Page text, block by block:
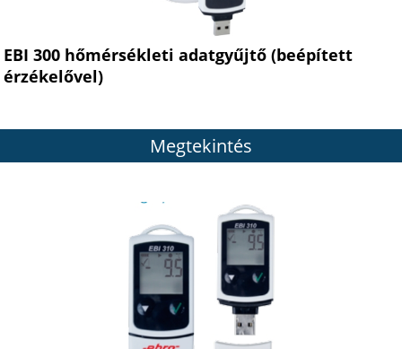
EBI 300 hőmérsékleti adatgyűjtő (beépített
érzékelővel)
Megtekintés